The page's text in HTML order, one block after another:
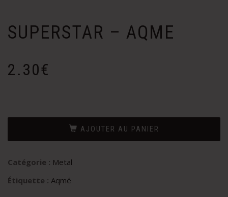
SUPERSTAR – AQME
2.30€
AJOUTER AU PANIER
Catégorie : Metal
Étiquette : Aqmé